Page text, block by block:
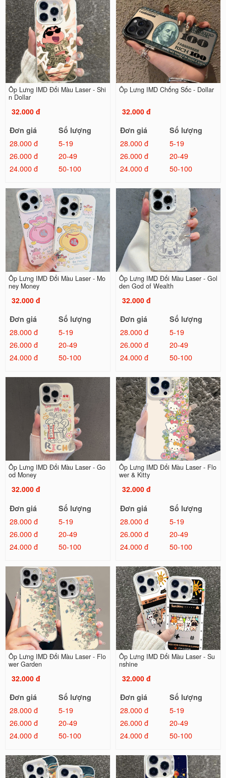
Ốp Lưng IMD Đổi Màu Laser - Shi
n Dollar
32.000 đ
Đơn giá
Số lượng
28.000 đ
5-19
26.000 đ
20-49
24.000 đ
50-100
Ốp Lưng IMD Chống Sốc - Dollar
32.000 đ
Đơn giá
Số lượng
28.000 đ
5-19
26.000 đ
20-49
24.000 đ
50-100
Ốp Lưng IMD Đổi Màu Laser - Mo
ney Money
32.000 đ
Đơn giá
Số lượng
28.000 đ
5-19
26.000 đ
20-49
24.000 đ
50-100
Ốp Lưng IMD Đổi Màu Laser - Gol
den God of Wealth
32.000 đ
Đơn giá
Số lượng
28.000 đ
5-19
26.000 đ
20-49
24.000 đ
50-100
Ốp Lưng IMD Đổi Màu Laser - Go
od Money
32.000 đ
Đơn giá
Số lượng
28.000 đ
5-19
26.000 đ
20-49
24.000 đ
50-100
Ốp Lưng IMD Đổi Màu Laser - Flo
wer & Kitty
32.000 đ
Đơn giá
Số lượng
28.000 đ
5-19
26.000 đ
20-49
24.000 đ
50-100
Ốp Lưng IMD Đổi Màu Laser - Flo
wer Garden
32.000 đ
Đơn giá
Số lượng
28.000 đ
5-19
26.000 đ
20-49
24.000 đ
50-100
Ốp Lưng IMD Đổi Màu Laser - Su
nshine
32.000 đ
Đơn giá
Số lượng
28.000 đ
5-19
26.000 đ
20-49
24.000 đ
50-100